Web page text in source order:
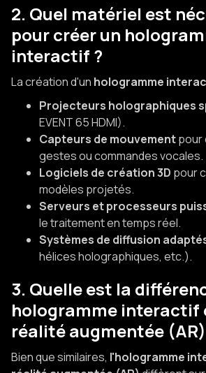
2. Quel matériel est
pour créer un
interactif ?
La création d'un hologramme
Projecteurs holographiques
EVENT 65 HDMI).
Capteurs de mouvementpour
gestes ou commandes vocales.
Logiciels de création 3D pour
modèles projetés.
Serveurs et processeurs
le traitement en temps réel.
Systèmes de diffusion
hélices holographiques, etc.).
3. Quelle est la
hologramme interactif
réalité augmentée
Bien que similaires, l'hologramme